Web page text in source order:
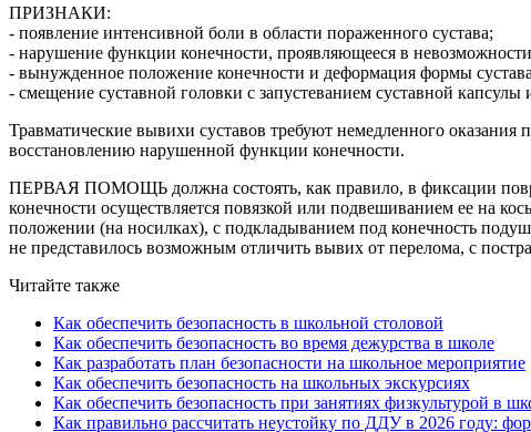
ПРИЗНАКИ:
- появление интенсивной боли в области пораженного сустава;
- нарушение функции конечности, проявляющееся в
- вынужденное положение конечности и деформация формы
- смещение суставной головки с запустеванием суставной
Травматические вывихи суставов требуют немедленного
восстановлению нарушенной функции конечности.
ПЕРВАЯ ПОМОЩЬ должна состоять, как правило, в фиксации
конечности осуществляется повязкой или подвешиванием ее на
положении (на носилках), с подкладыванием под конечность
не представилось возможным отличить вывих от перелома, с
Читайте также
Как обеспечить безопасность в школьной столовой
Как обеспечить безопасность во время дежурства в школе
Как разработать план безопасности на школьное мероприятие
Как обеспечить безопасность на школьных экскурсиях
Как обеспечить безопасность при занятиях физкультурой в
Как правильно рассчитать неустойку по ДДУ в 2026 году: